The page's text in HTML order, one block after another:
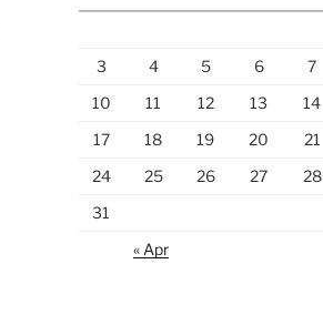
3
4 5 6 7
10
11 12 13 14
17
18 19 20 21
24
25 26 27 28
31
« Apr